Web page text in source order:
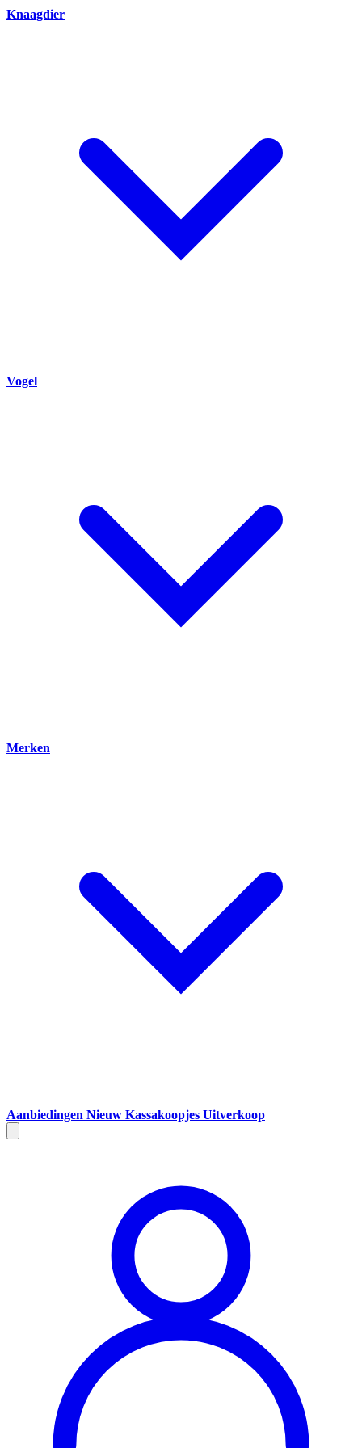
Knaagdier
Vogel
Merken
Aanbiedingen Nieuw Kassakoopjes Uitverkoop